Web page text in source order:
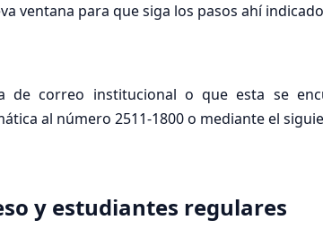
ventana para que siga los pasos ahí
correo institucional o que esta se
al número 2511-1800 o mediante el
y estudiantes regulares